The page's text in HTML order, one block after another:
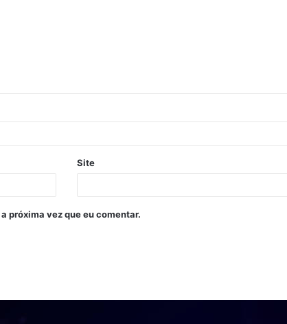
Site
próxima vez que eu comentar.